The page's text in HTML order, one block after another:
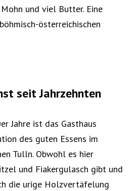
Mohn und viel Butter. Eine
österreichischen
seit Jahrzehnten
Jahre ist das Gasthaus
des guten Essens im
Tulln. Obwohl es hier
und Fiakergulasch gibt und
die urige Holzvertäfelung